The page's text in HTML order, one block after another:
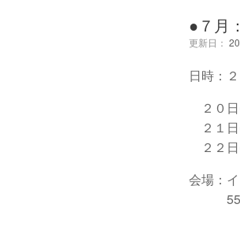
●７月
更新日：
日時：
２０日
２１日
２２日
会場：
559-